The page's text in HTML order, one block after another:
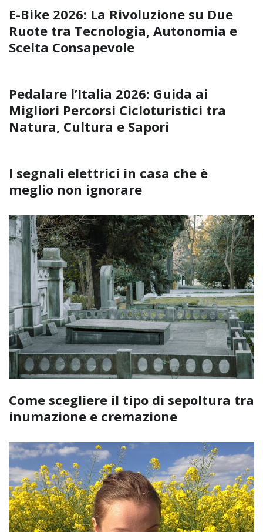
E-Bike 2026: La Rivoluzione su Due
Ruote tra Tecnologia, Autonomia e
Scelta Consapevole
Pedalare l’Italia 2026: Guida ai
Migliori Percorsi Cicloturistici tra
Natura, Cultura e Sapori
I segnali elettrici in casa che è
meglio non ignorare
Come scegliere il tipo di sepoltura tra
inumazione e cremazione